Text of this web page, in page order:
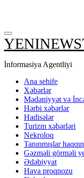
İnformasiya Agentliyi
Ana sehife
Xəbərlər
Mədəniyyət və
Hərbi xəbərlər
Hadisələr
Turizm xəbərləri
Nekroloq
Tanınmışlar
Gəzməli görməli
Ədəbiyyat
Hava proqnozu